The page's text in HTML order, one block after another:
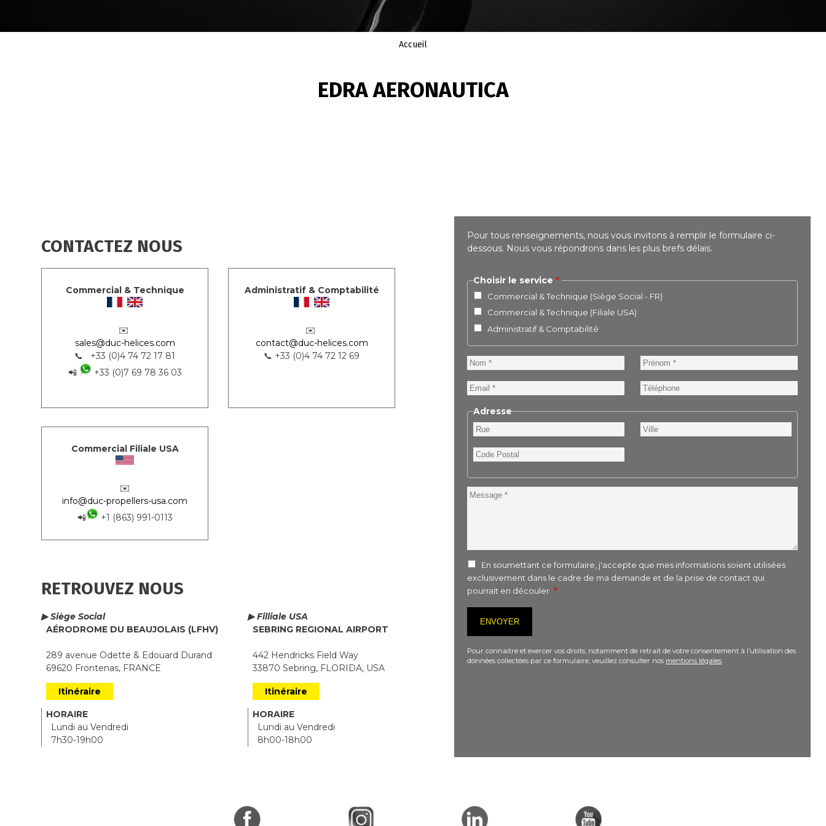
Accueil
EDRA AERONAUTICA
CONTACTEZ NOUS
Commercial & Technique
✉️
sales@duc-helices.com
📞 +33 (0)4 74 72 17 81
📲
+33 (0)7 69 78 36 03
Administratif & Comptabilité
✉️
contact@duc-helices.com
📞 +33 (0)4 74 72 12 69
Commercial Filiale USA
✉️
info@duc-propellers-usa.com
📲
+1 (863) 991-0113
RETROUVEZ NOUS
▶ Siège Social
AÉRODROME DU BEAUJOLAIS (LFHV)
289 avenue Odette & Edouard Durand
69620 Frontenas, FRANCE
Itinéraire
HORAIRE
Lundi au Vendredi
7h30-19h00
▶ Filliale USA
SEBRING REGIONAL AIRPORT
442 Hendricks Field Way
33870 Sebring, FLORIDA, USA
Itinéraire
HORAIRE
Lundi au Vendredi
8h00-18h00
Pour tous renseignements, nous vous invitons à remplir le formulaire ci-
dessous. Nous vous répondrons dans les plus brefs délais.
Choisir le service
Commercial & Technique (Siège Social - FR)
Commercial & Technique (Filiale USA)
Administratif & Comptabilité
Nom Prénom
Email Téléphone
Adresse
Rue Ville
Code
Postal
Message
En soumettant ce formulaire, j'accepte que mes informations soient utilisées
exclusivement dans le cadre de ma demande et de la prise de contact qui
pourrait en découler
Pour connaitre et exercer vos droits, notamment de retrait de votre consentement à l’utilisation des
données collectées par ce formulaire, veuillez consulter nos mentions légales.